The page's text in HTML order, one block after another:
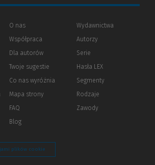
(Nowe
(Link
O nas
Współpraca
Dla autorów(Nowe
(Link
innej
strony)
Twoje sugestie
Co nas wyróżnia
Mapa strony
FAQ
Blog
Wydawnictwa
Autorzy
Serie
Hasła LEX
Segmenty
Rodzaje
Zawody
plików cookie